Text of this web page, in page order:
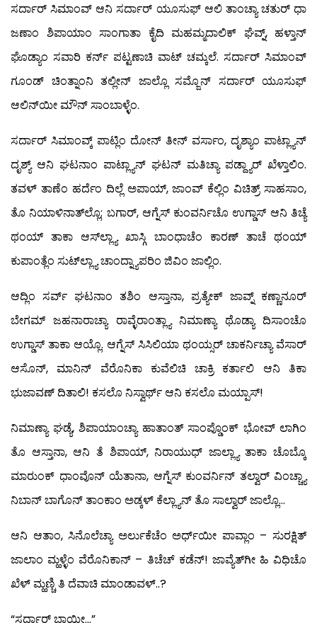
ಸರ್ದಾರ್ ಸಿಮಾಂವ್ ಆನಿ ಸರ್ದಾರ್ ಯೂಸುಫ್ ಆಲಿ ತಾಂಚ್ಯಾ ಚತುರ್ ಧಾ
ಜಣಾಂ ಶಿಪಾಯಾಂ ಸಾಂಗಾತಾ ಕೈದಿ ಮಹಮ್ಮದಾಲಿಕ್ ಘೆವ್ನ್, ಹಳ್ತಾನ್
ಘೊಡ್ಯಾಂ ಸವಾರಿ ಕರ್ನ್ ಪಟ್ಟಣಾಚಿ ವಾಟ್ ಚಮ್ಕಲೆ. ಸರ್ದಾರ್ ಸಿಮಾಂವ್
ಗೂಂಡ್ ಚಿಂತ್ನಾಂನಿ ತಲ್ಲೀನ್ ಜಾಲ್ಲೊ ಸಮ್ಜೊನ್ ಸರ್ದಾರ್ ಯೂಸುಫ್
ಆಲಿನ್‍ಯೀ ಮೌನ್ ಸಾಂಬಾಳ್ಳೆಂ.
ಸರ್ದಾರ್ ಸಿಮಾಂವ್ಕ್ ಪಾಟ್ಲಿಂ ದೋನ್ ತೀನ್ ವರ್ಸಾಂ, ದೃಶ್ಯಾಂ ಪಾಟ್ಲ್ಯಾನ್
ದೃಶ್ಯ್ ಆನಿ ಘಟನಾಂ ಪಾಟ್ಲ್ಯಾನ್ ಘಟನ್ ಮತಿಚ್ಯಾ ಪಡ್ದ್ಯಾರ್ ಖೆಳ್ತಾಲಿಂ.
ತವಳ್ ತಾಣೆಂ ಹರ್ದೆಂ ದಿಲ್ಲೆ ಅಪಾಯ್, ಜಾಂವ್ ಕೆಲ್ಲಿಂ ವಿಚಿತ್ರ್ ಸಾಹಸಾಂ,
ತೊ ನಿಯಾಳಿನಾತ್‍ಲ್ಲೊ; ಬಗಾರ್, ಆಗ್ನೆಸ್ ಕುಂವರ್ನಿಚೊ ಉಗ್ಡಾಸ್ ಆನಿ ತಿಚ್ಯೆ
ಥಂಯ್ ತಾಕಾ ಆಸ್‍ಲ್ಲ್ಯಾ ಖಾಸ್ಗಿ ಬಾಂಧಾಚೆಂ ಕಾರಣ್ ತಾಚೆ ಥಂಯ್
ಕುಪಾಂತ್ಲೆಂ ಸುಟ್‍ಲ್ಲ್ಯಾ ಚಾಂದ್ನ್ಯಾಪರಿಂ ಜಿವಿಂ ಜಾಲ್ಲಿಂ.
ಆದ್ಲಿಂ ಸರ್ವ್ ಘಟನಾಂ ತಶಿಂ ಆಸ್ತಾನಾ, ಪ್ರತ್ಯೇಕ್ ಜಾವ್ನ್ ಕಣ್ಣಾನೂರ್
ಬೇಗಮ್ ಜಹನಾರಾಚ್ಯಾ ರಾವ್ಳೆರಾಂತ್ಲ್ಯಾ ನಿಮಾಣ್ಯಾ ಥೊಡ್ಯಾ ದಿಸಾಂಚೊ
ಉಗ್ಡಾಸ್ ತಾಕಾ ಆಯ್ಲೊ. ಆಗ್ನೆಸ್ ಸಿಸಿಲಿಯಾ ಥಂಯ್ಸರ್ ಚಾಕರ್ನಿಚ್ಯಾ ವೆಸಾರ್
ಆಸೊನ್, ಮಾನಿನ್ ವೆರೊನಿಕಾ ಕುವೆಲಿಚಿ ಚಾಕ್ರಿ ಕರ್ತಾಲಿ ಆನಿ ತಿಕಾ
ಭುಜಾವಣ್ ದಿತಾಲಿ! ಕಸಲೊ ನಿಸ್ವಾರ್ಥ್ ಆನಿ ಕಸಲೊ ಮಯ್ಪಾಸ್!
ನಿಮಾಣ್ಯಾ ಘಡ್ಯೆ, ಶಿಪಾಯಾಂಚ್ಯಾ ಹಾತಾಂತ್ ಸಾಂಪ್ಡೊಂಕ್ ಭೋವ್ ಲಾಗಿಂ
ತೊ ಆಸ್ತಾನಾ, ಆನಿ ತೆ ಶಿಪಾಯ್, ನಿರಾಯುಧ್ ಜಾಲ್ಲ್ಯಾ ತಾಕಾ ಚೊಬ್ಕೊ
ಮಾರುಂಕ್ ಧಾಂವೊನ್ ಯೆತಾನಾ, ಆಗ್ನೆಸ್ ಕುಂವರ್ನಿನ್ ತಲ್ವಾರ್ ವಿಂಚ್ಚ್ಯಾ
ನಿಬಾನ್ ಬಾಗೊನ್ ತಾಂಕಾಂ ಅಡ್ಕಳ್ ಕೆಲ್ಲ್ಯಾನ್ ತೊ ಸಾಲ್ವಾರ್ ಜಾಲ್ಲೊ…
ಆನಿ ಆತಾಂ, ಸಿನೊಲೆಚ್ಯಾ ಅರ್ಲುಕೆಚೆಂ ಅರ್ಧ್‍ಯೀ ಪಾವ್ಲಾಂ – ಸುರಕ್ಷಿತ್
ಜಾಲಾಂ ಮ್ಹಳ್ಳೆಂ ವೆರೊನಿಕಾನ್ – ತಿಚೆಚ್ ಕಡೆನ್! ಜಾವ್ಯೆತ್‍ಗೀ ಹಿ ವಿಧಿಚೊ
ಖೆಳ್ ಮ್ಹಣ್ಚಿ ತಿ ದೆವಾಚಿ ಮಾಂಡಾವಳ್..?
“ಸರ್ದಾರ್ ಭಾಯೀ…”